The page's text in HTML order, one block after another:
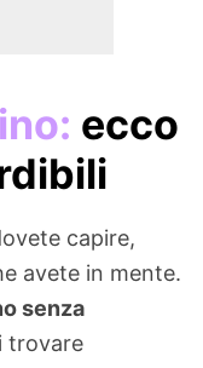
ecco
capire,
avete in mente.
senza
trovare